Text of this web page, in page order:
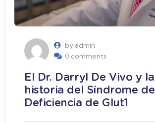
by admin
0 comments
El Dr. Darryl De Vivo y la
historia del Síndrome de
Deficiencia de Glut1